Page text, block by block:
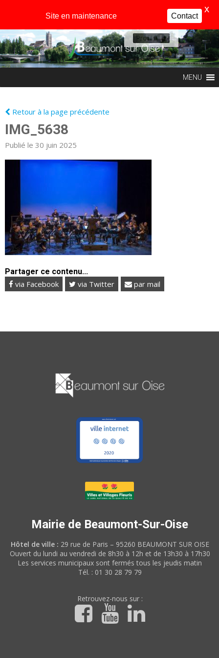
Profil
MENU
Retour à la page précédente
IMG_5638
Publié le 30 juin 2025
Partager ce contenu...
via Facebook via Twitter par mail
Mairie de Beaumont-Sur-Oise
Hôtel de ville : 29 rue de Paris – 95260 BEAUMONT SUR OISE
Ouvert du lundi au vendredi de 8h30 à 12h et de 13h30 à 17h30
Les services municipaux sont fermés tous les jeudis matin
Tél. : 01 30 28 79 79
Retrouvez-nous sur :
Site en maintenance Contact
X